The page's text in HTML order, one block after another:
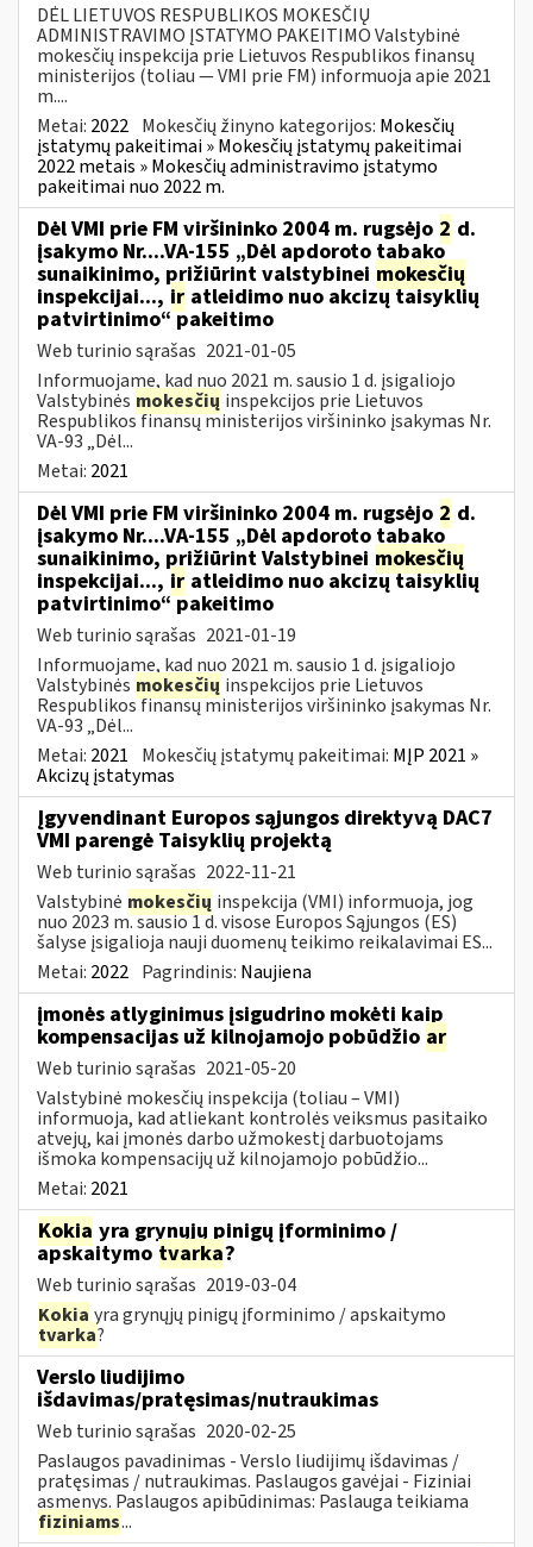
DĖL LIETUVOS RESPUBLIKOS MOKESČIŲ
ADMINISTRAVIMO ĮSTATYMO PAKEITIMO Valstybinė
mokesčių inspekcija prie Lietuvos Respublikos finansų
ministerijos (toliau — VMI prie FM) informuoja apie 2021
m....
Metai: 2022 Mokesčių žinyno kategorijos: Mokesčių
įstatymų pakeitimai » Mokesčių įstatymų pakeitimai
2022 metais » Mokesčių administravimo įstatymo
pakeitimai nuo 2022 m.
Dėl VMI prie FM viršininko 2004 m. rugsėjo 2 d.
įsakymo Nr....VA-155 „Dėl apdoroto tabako
sunaikinimo, prižiūrint valstybinei mokesčių
inspekcijai..., ir atleidimo nuo akcizų taisyklių
patvirtinimo“ pakeitimo
Web turinio sąrašas 2021-01-05
Informuojame, kad nuo 2021 m. sausio 1 d. įsigaliojo
Valstybinės mokesčių inspekcijos prie Lietuvos
Respublikos finansų ministerijos viršininko įsakymas Nr.
VA-93 „Dėl...
Metai: 2021
Dėl VMI prie FM viršininko 2004 m. rugsėjo 2 d.
įsakymo Nr....VA-155 „Dėl apdoroto tabako
sunaikinimo, prižiūrint Valstybinei mokesčių
inspekcijai..., ir atleidimo nuo akcizų taisyklių
patvirtinimo“ pakeitimo
Web turinio sąrašas 2021-01-19
Informuojame, kad nuo 2021 m. sausio 1 d. įsigaliojo
Valstybinės mokesčių inspekcijos prie Lietuvos
Respublikos finansų ministerijos viršininko įsakymas Nr.
VA-93 „Dėl...
Metai: 2021 Mokesčių įstatymų pakeitimai: MĮP 2021 »
Akcizų įstatymas
Įgyvendinant Europos sąjungos direktyvą DAC7
VMI parengė Taisyklių projektą
Web turinio sąrašas 2022-11-21
Valstybinė mokesčių inspekcija (VMI) informuoja, jog
nuo 2023 m. sausio 1 d. visose Europos Sąjungos (ES)
šalyse įsigalioja nauji duomenų teikimo reikalavimai ES...
Metai: 2022 Pagrindinis: Naujiena
įmonės atlyginimus įsigudrino mokėti kaip
kompensacijas už kilnojamojo pobūdžio ar
Web turinio sąrašas 2021-05-20
Valstybinė mokesčių inspekcija (toliau – VMI)
informuoja, kad atliekant kontrolės veiksmus pasitaiko
atvejų, kai įmonės darbo užmokestį darbuotojams
išmoka kompensacijų už kilnojamojo pobūdžio...
Metai: 2021
Kokia yra grynųjų pinigų įforminimo /
apskaitymo tvarka?
Web turinio sąrašas 2019-03-04
Kokia yra grynųjų pinigų įforminimo / apskaitymo
tvarka?
Verslo liudijimo
išdavimas/pratęsimas/nutraukimas
Web turinio sąrašas 2020-02-25
Paslaugos pavadinimas - Verslo liudijimų išdavimas /
pratęsimas / nutraukimas. Paslaugos gavėjai - Fiziniai
asmenys. Paslaugos apibūdinimas: Paslauga teikiama
fiziniams...